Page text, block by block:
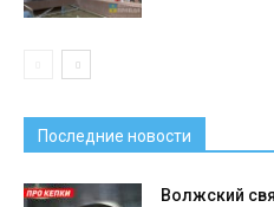
Последние новости
Волжский